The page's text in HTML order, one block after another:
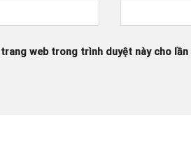
web trong trình duyệt này cho